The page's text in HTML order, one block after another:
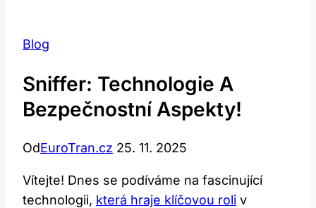
Blog
Sniffer: Technologie A
Bezpečnostní Aspekty!
OdEuroTran.cz 25. 11. 2025
Vítejte! Dnes se podíváme na fascinující
technologii, která hraje klíčovou roli v